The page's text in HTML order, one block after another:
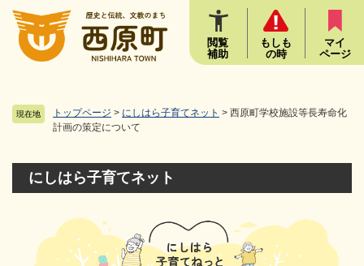
メニューを飛ばして本文へ
閲覧
補助
もしも
の時
マイ
ページ
現在地 トップページ > にしはら子育てネット > 西原町学校施設等長寿命化
計画の策定について
にしはら子育てネット